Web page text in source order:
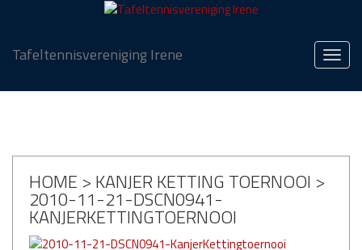
Tafeltennisvereniging Irene
HOME > KANJER KETTING TOERNOOI >
2010-11-21-DSCN0941-
KANJERKETTINGTOERNOOI